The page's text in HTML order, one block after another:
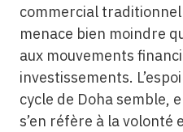
commercial
menace bien moindre
aux mouvements
investissements.
cycle de Doha semble,
s’en réfère à la volonté